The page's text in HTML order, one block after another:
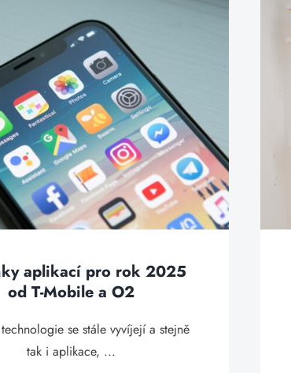
aplikací pro rok 2025
od T-Mobile a O2
se stále vyvíjejí a stejně
tak i aplikace, ...